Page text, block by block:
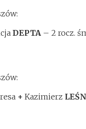
DEPTA – 2 rocz.
+Kazimierz